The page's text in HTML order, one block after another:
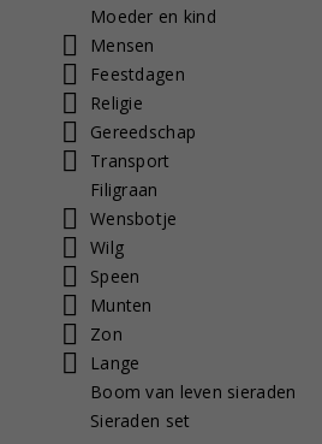
Moeder en kind
Mensen
Feestdagen
Religie
Gereedschap
Transport
Filigraan
Wensbotje
Wilg
Speen
Munten
Zon
Lange
Boom van leven sieraden
Sieraden set